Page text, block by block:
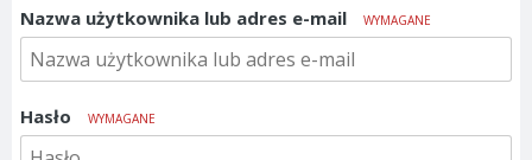
Nazwa użytkownika lub adres e-mail WYMAGANE
Hasło WYMAGANE